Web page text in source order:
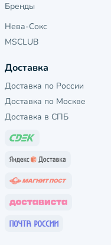
Бренды
Нева-Сокс
MSCLUB
Доставка
Доставка по России
Доставка по Москве
Доставка в СПБ